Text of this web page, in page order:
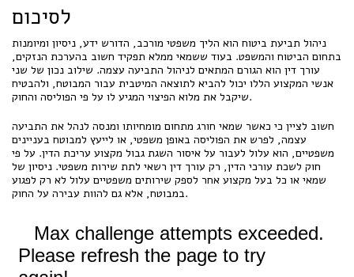
לסיכום
ניהול תביעת ביטוח הוא הליך משפטי מורכב, הדורש ידע, ניסיון ומיומנות
בתחום הביטוח והמשפט. בעוד ששמאי ממלא תפקיד חשוב בהערכת הנזקים,
עורך דין הוא הגורם המתאים לניהול התביעה עצמה. שילוב נכון של שני
אנשי המקצוע הללו יכול להביא לתוצאה המיטבית עבור המבוטח, ולהבטיח
שיקבל את מלוא הפיצוי המגיע לו על פי הפוליסה והחוק.
חשוב לציין כי כאשר שמאי חורג מתחום מומחיותו ומנסה לנהל את התביעה
עצמה, לפרש את הפוליסה באופן משפטי, או לייעץ למבוטח בעניינים
משפטיים, הוא עלול לעבור על איסור השגת גבול מקצוע עריכת הדין. על פי
חוק לשכת עורכי הדין, רק עורך דין רשאי לתת שירות משפטי. ניסיון של
שמאי או כל בעל מקצוע אחר לספק שירותים משפטיים עלול לא רק לפגוע
במבוטח, אלא גם להוות עבירה על החוק.